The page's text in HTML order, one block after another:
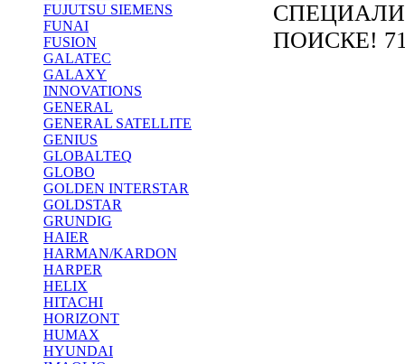
FUJUTSU SIEMENS
FUNAI
FUSION
GALATEC
GALAXY
INNOVATIONS
GENERAL
GENERAL SATELLITE
GENIUS
GLOBALTEQ
GLOBO
GOLDEN INTERSTAR
GOLDSTAR
GRUNDIG
HAIER
HARMAN/KARDON
HARPER
HELIX
HITACHI
HORIZONT
HUMAX
HYUNDAI
ПОИСКЕ!